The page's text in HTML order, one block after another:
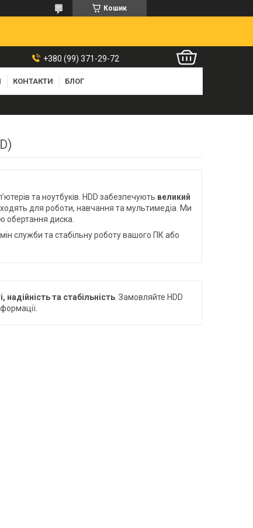
Кошик
+380 (99) 371-29-72
КОНТАКТИ БЛОГ
та ноутбуків. HDD забезпечують великий
для роботи, навчання та мультимедіа. Ми
обертання диска.
служби та стабільну роботу вашого ПК або
надійність та стабільність . Замовляйте HDD